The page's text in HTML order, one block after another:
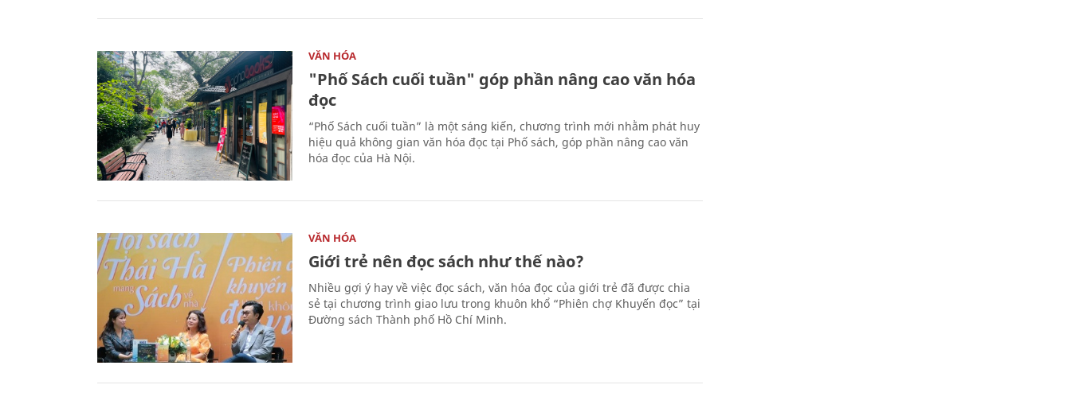
VĂN HÓA
"Phố Sách cuối tuần" góp phần nâng cao văn hóa
đọc
“Phố Sách cuối tuần” là một sáng kiến, chương trình mới nhằm phát huy
hiệu quả không gian văn hóa đọc tại Phố sách, góp phần nâng cao văn
hóa đọc của Hà Nội.
VĂN HÓA
Giới trẻ nên đọc sách như thế nào?
Nhiều gợi ý hay về việc đọc sách, văn hóa đọc của giới trẻ đã được chia
sẻ tại chương trình giao lưu trong khuôn khổ “Phiên chợ Khuyến đọc” tại
Đường sách Thành phố Hồ Chí Minh.